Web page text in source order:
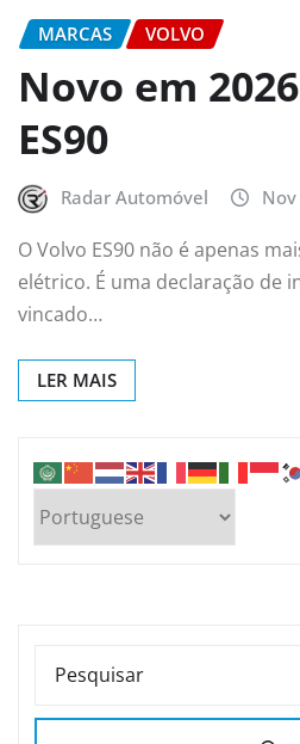
MARCAS VOLVO
Novo em
ES90
Radar Automóvel
O Volvo ES90 não é apenas
elétrico. É uma declaração de
vincado…
LER MAIS
PESQUISAR